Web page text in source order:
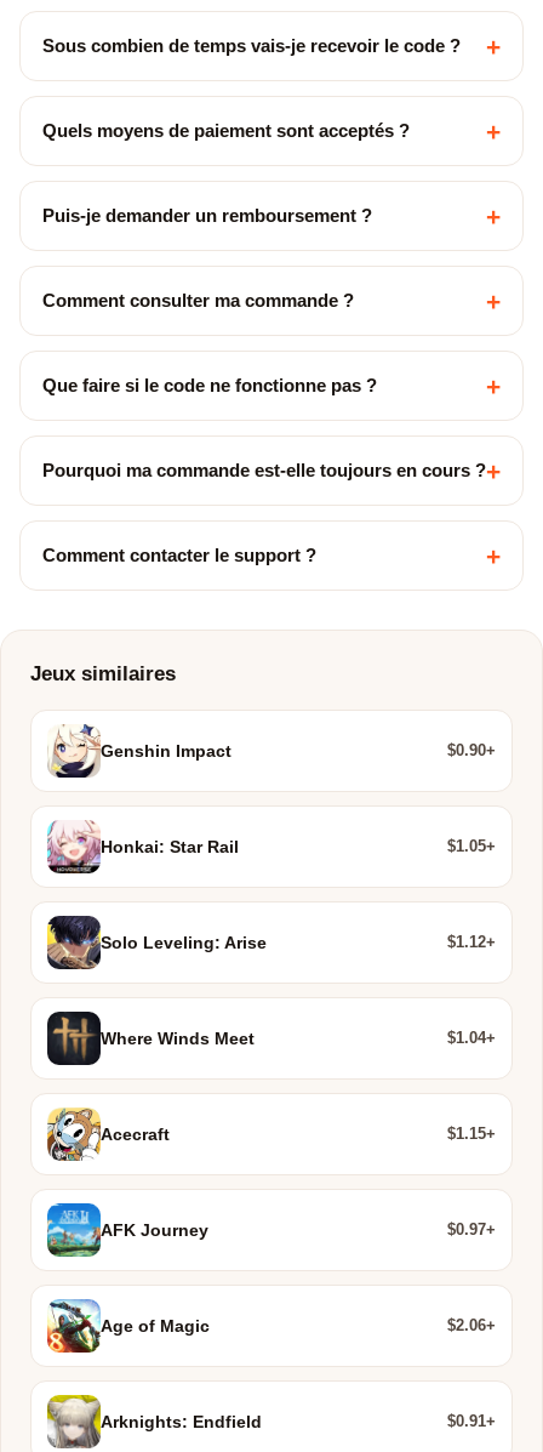
Sous combien de temps vais-je recevoir le code ? +
Quels moyens de paiement sont acceptés ? +
Puis-je demander un remboursement ? +
Comment consulter ma commande ? +
Que faire si le code ne fonctionne pas ? +
Pourquoi ma commande est-elle toujours en cours ?+
Comment contacter le support ? +
Jeux similaires
Genshin Impact $0.90+
Honkai: Star Rail $1.05+
Solo Leveling: Arise $1.12+
Where Winds Meet $1.04+
Acecraft $1.15+
AFK Journey $0.97+
Age of Magic $2.06+
Arknights: Endfield $0.91+